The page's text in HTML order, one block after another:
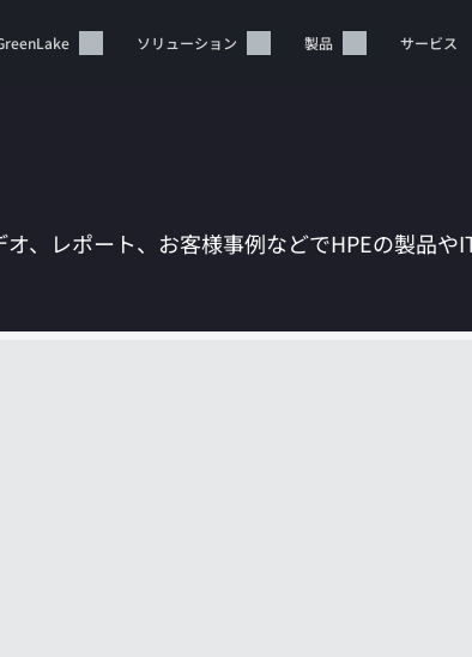
ソリューション 製品 サービス
カートは空です
、レポート、お客様事例などでHPEの製品や